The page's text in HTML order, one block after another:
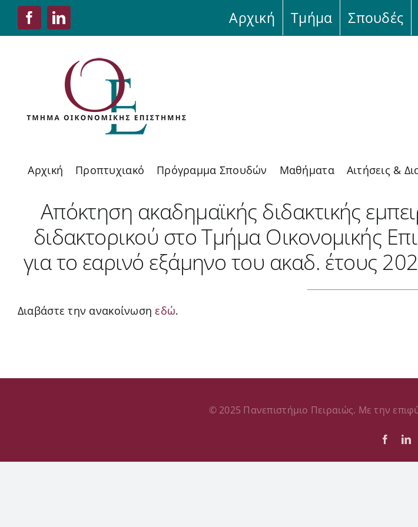
Skip
FacebookLinkedIn Αρχική Τμήμα Σπουδές
Αρχική Προπτυχιακό Πρόγραμμα Σπουδών Μαθήματα Αιτήσεις &
Απόκτηση ακαδημαϊκής διδακτικής
διδακτορικού στο Τμήμα Οικονομικής
για το εαρινό εξάμηνο του ακαδ. έτους
Διαβάστε την ανακοίνωσηεδώ.
© 2025 Πανεπιστήμιο Πειραιώς. Με την